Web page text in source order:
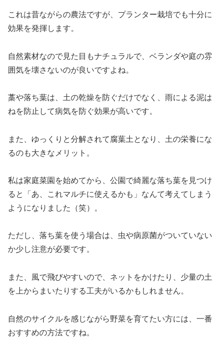
これは昔ながらの農法ですが、プランター栽培でも十分に
効果を発揮します。
自然素材なので見た目もナチュラルで、ベランダや庭の雰
囲気を壊さないのが良いですよね。
藁や落ち葉は、土の乾燥を防ぐだけでなく、雨による泥は
ねを防止して病気を防ぐ効果が高いです。
また、ゆっくりと分解されて腐葉土となり、土の栄養にな
るのも大きなメリット。
私は家庭菜園を始めてから、公園で綺麗な落ち葉を見つけ
ると「あ、これマルチに使えるかも」なんて考えてしまう
ようになりました（笑）。
ただし、落ち葉を使う場合は、虫や病原菌がついていない
か少し注意が必要です。
また、風で飛びやすいので、ネットをかけたり、少量の土
を上からまいたりする工夫がいるかもしれません。
自然のサイクルを感じながら野菜を育てたい方には、一番
おすすめの方法ですね。